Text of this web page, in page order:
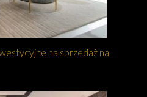
na sprzedaż na